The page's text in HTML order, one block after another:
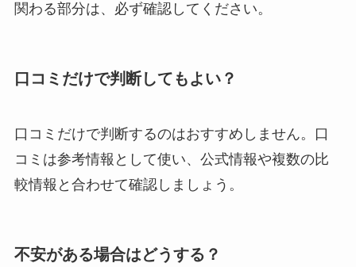
関わる部分は、必ず確認してください。
口コミだけで判断してもよい？
口コミだけで判断するのはおすすめしません。口
コミは参考情報として使い、公式情報や複数の比
較情報と合わせて確認しましょう。
不安がある場合はどうする？